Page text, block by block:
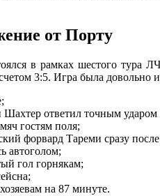
от Порту
в рамках шестого тура
3:5. Игра была довольно
ответил точным ударом
гостям поля;
форвард Тареми сразу
автоголом;
гол горнякам;
на 87 минуте.